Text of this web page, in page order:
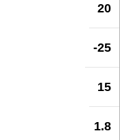
20
-25
15
1.8